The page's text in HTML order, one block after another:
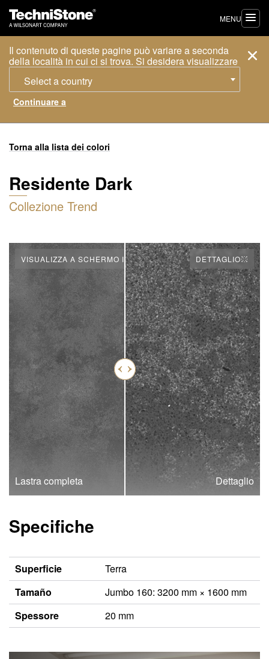
Il contenuto di queste pagine può variare a seconda
della località in cui ci si trova. Si desidera visualizzare
Select a country
MENU
Torna alla lista dei colori
Residente Dark
Collezione Trend
VISUALIZZA A SCHERMO INTERO
Lastra completa
DETTAGLIO
Dettaglio
Specifiche
Superficie
Terra
Tamaño
Jumbo 160: 3200 mm × 1600 mm
Spessore
20 mm